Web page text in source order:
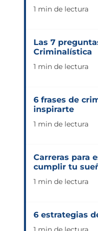
1 min de lectura
Las 7
Criminalística
1 min de lectura
6 frases de
inspirarte
1 min de lectura
Carreras para
cumplir tu
1 min de lectura
6 estrategias
Te brindamos
INICIAR